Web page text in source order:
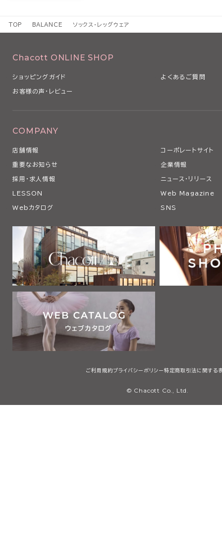
TOP BALANCE ソックス・レッグウェア
Chacott ONLINE SHOP
ショッピングガイド よくあるご質問
お客様の声・レビュー
COMPANY
店舗情報 コーポレートサイト
重要なお知らせ 企業情報
採用・求人情報 ニュース・リリース
LESSON Web Magazine
Webカタログ SNS
ご利用規約プライバシーポリシー 特定商取引法に関する
© Chacott Co., Ltd.